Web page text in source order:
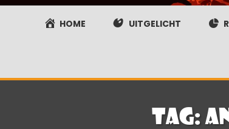
Evilgamerz
HOME UITGELICHT
Tag: